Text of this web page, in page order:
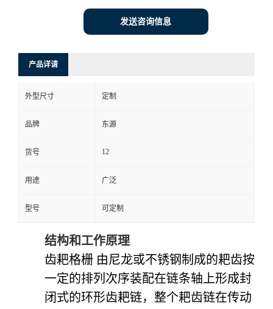
发送咨询信息
产品详请
外型尺寸 定制
品牌 东源
货号 12
用途 广泛
型号 可定制
结构和工作原理
齿耙格栅 由尼龙或不锈钢制成的耙齿按
一定的排列次序装配在链条轴上形成封
闭式的环形齿耙链，整个耙齿链在传动